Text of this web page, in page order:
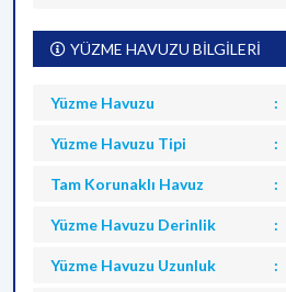
YÜZME HAVUZU BİLGİLERİ
Yüzme Havuzu
Yüzme Havuzu Tipi
Tam Korunaklı Havuz
Yüzme Havuzu Derinlik
Yüzme Havuzu Uzunluk